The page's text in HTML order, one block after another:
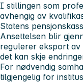
I stillingen som
avhengig av
Statens
Ansettelsen blir
regulerer eksport av
det kan skje
For nødvendig
tilgjengelig for